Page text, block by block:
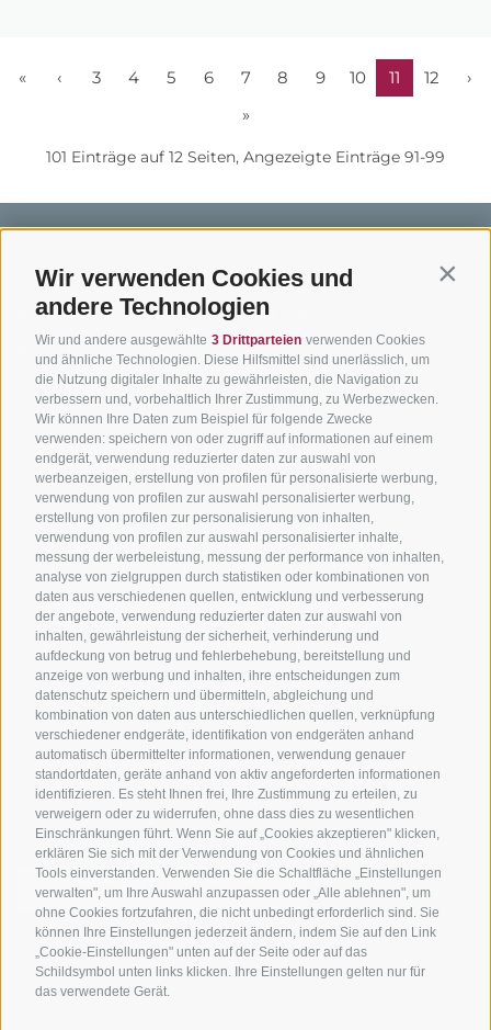
Wir verwenden Cookies und
andere Technologien
Wir und andere ausgewählte 3 Drittparteien verwenden Cookies
und ähnliche Technologien. Diese Hilfsmittel sind unerlässlich, um
die Nutzung digitaler Inhalte zu gewährleisten, die Navigation zu
verbessern und, vorbehaltlich Ihrer Zustimmung, zu Werbezwecken.
Wir können Ihre Daten zum Beispiel für folgende Zwecke
verwenden: speichern von oder zugriff auf informationen auf einem
endgerät, verwendung reduzierter daten zur auswahl von
werbeanzeigen, erstellung von profilen für personalisierte werbung,
verwendung von profilen zur auswahl personalisierter werbung,
erstellung von profilen zur personalisierung von inhalten,
verwendung von profilen zur auswahl personalisierter inhalte,
messung der werbeleistung, messung der performance von inhalten,
analyse von zielgruppen durch statistiken oder kombinationen von
daten aus verschiedenen quellen, entwicklung und verbesserung
der angebote, verwendung reduzierter daten zur auswahl von
inhalten, gewährleistung der sicherheit, verhinderung und
aufdeckung von betrug und fehlerbehebung, bereitstellung und
anzeige von werbung und inhalten, ihre entscheidungen zum
datenschutz speichern und übermitteln, abgleichung und
kombination von daten aus unterschiedlichen quellen, verknüpfung
verschiedener endgeräte, identifikation von endgeräten anhand
automatisch übermittelter informationen, verwendung genauer
standortdaten, geräte anhand von aktiv angeforderten informationen
identifizieren. Es steht Ihnen frei, Ihre Zustimmung zu erteilen, zu
verweigern oder zu widerrufen, ohne dass dies zu wesentlichen
Einschränkungen führt. Wenn Sie auf „Cookies akzeptieren" klicken,
erklären Sie sich mit der Verwendung von Cookies und ähnlichen
Tools einverstanden. Verwenden Sie die Schaltfläche „Einstellungen
verwalten", um Ihre Auswahl anzupassen oder „Alle ablehnen", um
ohne Cookies fortzufahren, die nicht unbedingt erforderlich sind. Sie
können Ihre Einstellungen jederzeit ändern, indem Sie auf den Link
„Cookie-Einstellungen" unten auf der Seite oder auf das
Schildsymbol unten links klicken. Ihre Einstellungen gelten nur für
das verwendete Gerät.
« ‹ 3 4 5 6 7 8 9 10 11 12
›
»
101 Einträge auf 12 Seiten, Angezeigte Einträge 91-99
BIKEHOTELS
SÜDTIROL
Hotels & Pakete
Urlaubspakete
Unsere Gutscheine
Hot Deals
Bike & Work
BIKEN IN
SÜDTIROL
Mountainbiken in
Südtirol
Rennradfahren in
Südtirol
Radwege in Südtirol
Bikeshops & Verleihe
Bike-Schulen
Tourenzentrale
Kontakt
Anreise
Zum
info@bikehotels.it
MELDE DICH ZU UNSEREM NEWSLETTER AN!
JETZT ANMELDEN